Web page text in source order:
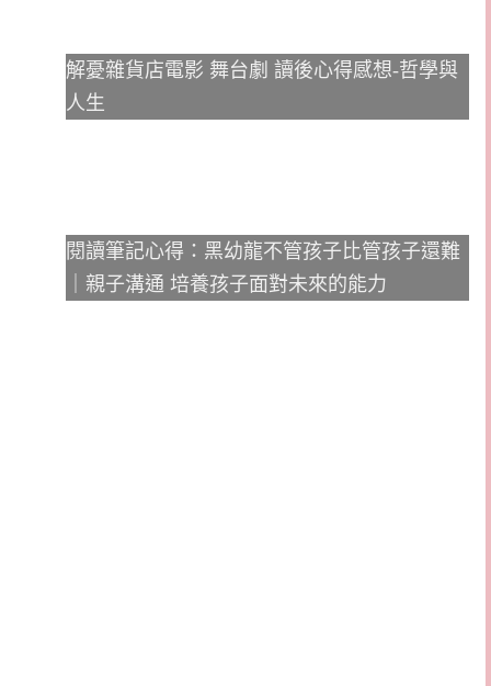
解憂雜貨店電影 舞台劇 讀後心得感想-哲學與
人生
閱讀筆記心得：黑幼龍不管孩子比管孩子還難
｜親子溝通 培養孩子面對未來的能力